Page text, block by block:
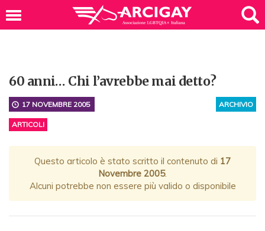
60 anni… Chi l’avrebbe mai detto?
ARCHIVIO
17 NOVEMBRE 2005
ARTICOLI
Questo articolo è stato scritto il contenuto di 17
Novembre 2005.
Alcuni potrebbe non essere più valido o disponibile